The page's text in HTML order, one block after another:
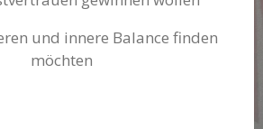
und innere Balance finden
möchten